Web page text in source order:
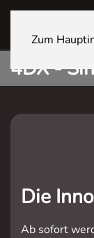
Zum
4DX -
Die
Ab sofort